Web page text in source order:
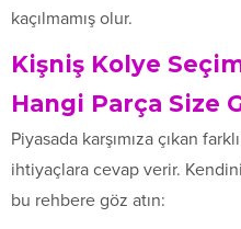
kaçılmamış olur.
Kişniş Kolye
Hangi Parça Size
Piyasada karşımıza çıkan
ihtiyaçlara cevap verir.
bu rehbere göz atın: